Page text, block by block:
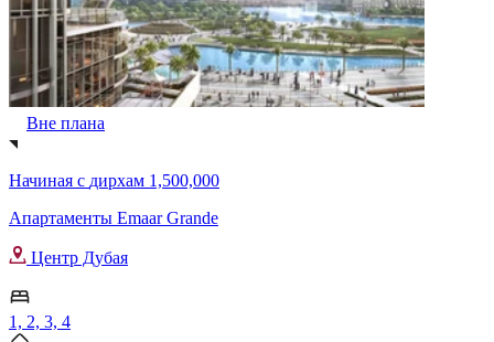
Вне плана
Начиная с дирхам 1,500,000
Апартаменты Emaar Grande
Центр Дубая
1, 2, 3, 4